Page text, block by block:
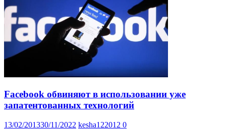
Facebook обвиняют в использовании уже
запатентованных технологий
13/02/201330/11/2022 kesha122012 0